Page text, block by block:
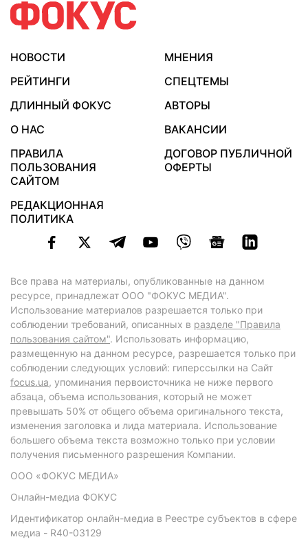
НОВОСТИ
МНЕНИЯ
РЕЙТИНГИ
СПЕЦТЕМЫ
ДЛИННЫЙ ФОКУС
АВТОРЫ
О НАС
ВАКАНСИИ
ПРАВИЛА
ПОЛЬЗОВАНИЯ
САЙТОМ
ДОГОВОР ПУБЛИЧНОЙ
ОФЕРТЫ
РЕДАКЦИОННАЯ
ПОЛИТИКА
Все права на материалы, опубликованные на данном
ресурсе, принадлежат ООО "ФОКУС МЕДИА".
Использование материалов разрешается только при
соблюдении требований, описанных в разделе "Правила
пользования сайтом". Использовать информацию,
размещенную на данном ресурсе, разрешается только при
соблюдении следующих условий: гиперссылки на Сайт
focus.ua, упоминания первоисточника не ниже первого
абзаца, объема использования, который не может
превышать 50% от общего объема оригинального текста,
изменения заголовка и лида материала. Использование
большего объема текста возможно только при условии
получения письменного разрешения Компании.
ООО «ФОКУС МЕДИА»
Онлайн-медиа ФОКУС
Идентификатор онлайн-медиа в Реестре субъектов в сфере
медиа - R40-03129